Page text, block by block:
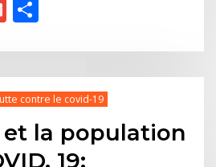
Gmail
contre le covid-19
la population
19: